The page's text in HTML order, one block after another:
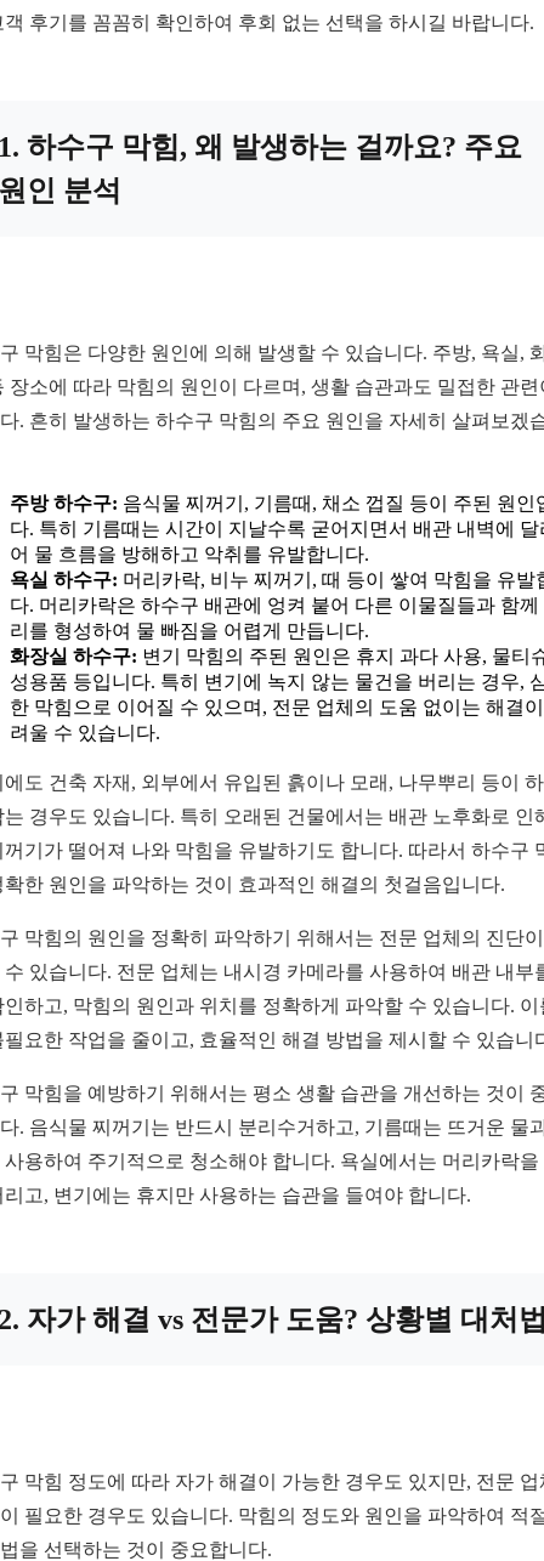
객 후기를 꼼꼼히 확인하여 후회 없는 선택을 하시길 바랍니다.
하수구 막힘, 왜 발생하는 걸까요? 주요
인 분석
막힘은 다양한 원인에 의해 발생할 수 있습니다. 주방, 욕실,
장소에 따라 막힘의 원인이 다르며, 생활 습관과도 밀접한 관련
. 흔히 발생하는 하수구 막힘의 주요 원인을 자세히 살펴보겠
주방 하수구: 음식물 찌꺼기, 기름때, 채소 껍질 등이 주된 원인
다. 특히 기름때는 시간이 지날수록 굳어지면서 배관 내벽에 달
어 물 흐름을 방해하고 악취를 유발합니다.
욕실 하수구: 머리카락, 비누 찌꺼기, 때 등이 쌓여 막힘을 유발
다. 머리카락은 하수구 배관에 엉켜 붙어 다른 이물질들과 함께
리를 형성하여 물 빠짐을 어렵게 만듭니다.
화장실 하수구: 변기 막힘의 주된 원인은 휴지 과다 사용, 물티
성용품 등입니다. 특히 변기에 녹지 않는 물건을 버리는 경우,
한 막힘으로 이어질 수 있으며, 전문 업체의 도움 없이는 해결
려울 수 있습니다.
에도 건축 자재, 외부에서 유입된 흙이나 모래, 나무뿌리 등이
는 경우도 있습니다. 특히 오래된 건물에서는 배관 노후화로 인
꺼기가 떨어져 나와 막힘을 유발하기도 합니다. 따라서 하수구
확한 원인을 파악하는 것이 효과적인 해결의 첫걸음입니다.
막힘의 원인을 정확히 파악하기 위해서는 전문 업체의 진단
수 있습니다. 전문 업체는 내시경 카메라를 사용하여 배관 내부
인하고, 막힘의 원인과 위치를 정확하게 파악할 수 있습니다. 이
필요한 작업을 줄이고, 효율적인 해결 방법을 제시할 수 있습니
막힘을 예방하기 위해서는 평소 생활 습관을 개선하는 것이
. 음식물 찌꺼기는 반드시 분리수거하고, 기름때는 뜨거운 물
사용하여 주기적으로 청소해야 합니다. 욕실에서는 머리카락을
리고, 변기에는 휴지만 사용하는 습관을 들여야 합니다.
자가 해결 vs 전문가 도움? 상황별 대처
막힘 정도에 따라 자가 해결이 가능한 경우도 있지만, 전문 업
필요한 경우도 있습니다. 막힘의 정도와 원인을 파악하여 적
을 선택하는 것이 중요합니다.